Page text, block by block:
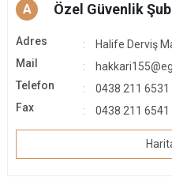
A Özel Güvenlik
Adres
Halife Derviş
Mail
Telefon
0438 211 6531
Fax
0438 211 6541